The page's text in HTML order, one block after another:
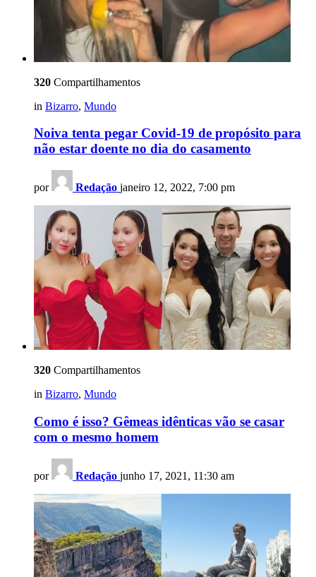
320 Compartilhamentos
in Bizarro, Mundo
Noiva tenta pegar Covid-19 de propósito para
não estar doente no dia do casamento
por Redação janeiro 12, 2022, 7:00 pm
320 Compartilhamentos
in Bizarro, Mundo
Como é isso? Gêmeas idênticas vão se casar
com o mesmo homem
por Redação junho 17, 2021, 11:30 am